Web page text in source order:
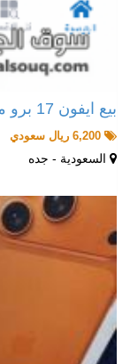
بيع ايفون 17 برو ماكس …
السعودية - جده